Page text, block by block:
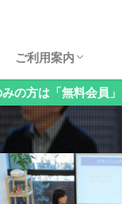
スコード
護者向け相談会
護者向け相談会
護者向け相談会
3年生以下）保護者
け相談会
地方受験」保護者向
保護者向け相談会
保護者向け相談会
高一貫校」保護者向
ル」保護者向け相談
」保護者向け相談会
ご利用案内
お申し込み方法・
ログイン・お知ら
会員情報の変更
課金停止と退会の
ご利用方法Q&A
ログアウト
」にご登録をお願